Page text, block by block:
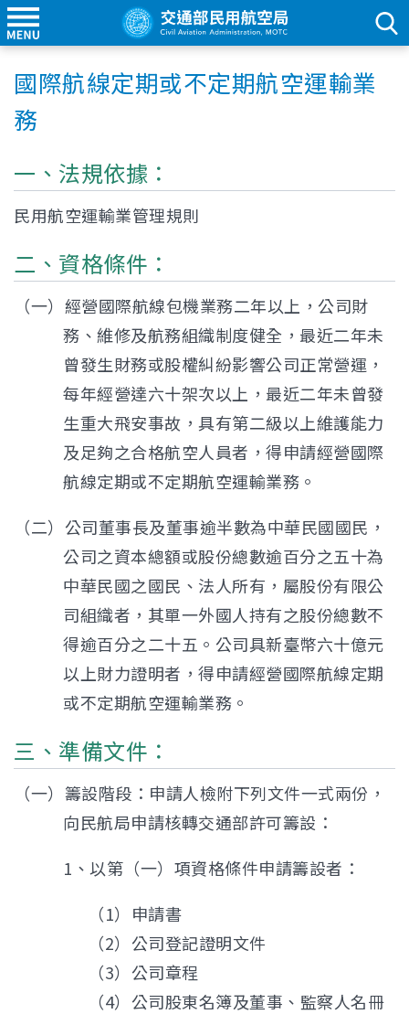
國際航線定期或不定期航空運輸業
務
一、法規依據：
民用航空運輸業管理規則
二、資格條件：
（一）經營國際航線包機業務二年以上，公司財
務、維修及航務組織制度健全，最近二年未
曾發生財務或股權糾紛影響公司正常營運，
每年經營達六十架次以上，最近二年未曾發
生重大飛安事故，具有第二級以上維護能力
及足夠之合格航空人員者，得申請經營國際
航線定期或不定期航空運輸業務。
（二）公司董事長及董事逾半數為中華民國國民，
公司之資本總額或股份總數逾百分之五十為
中華民國之國民、法人所有，屬股份有限公
司組織者，其單一外國人持有之股份總數不
得逾百分之二十五。公司具新臺幣六十億元
以上財力證明者，得申請經營國際航線定期
或不定期航空運輸業務。
三、準備文件：
（一）籌設階段：申請人檢附下列文件一式兩份，
向民航局申請核轉交通部許可籌設：
1、以第（一）項資格條件申請籌設者：
（1）申請書
（2）公司登記證明文件
（3）公司章程
（4）公司股東名簿及董事、監察人名冊